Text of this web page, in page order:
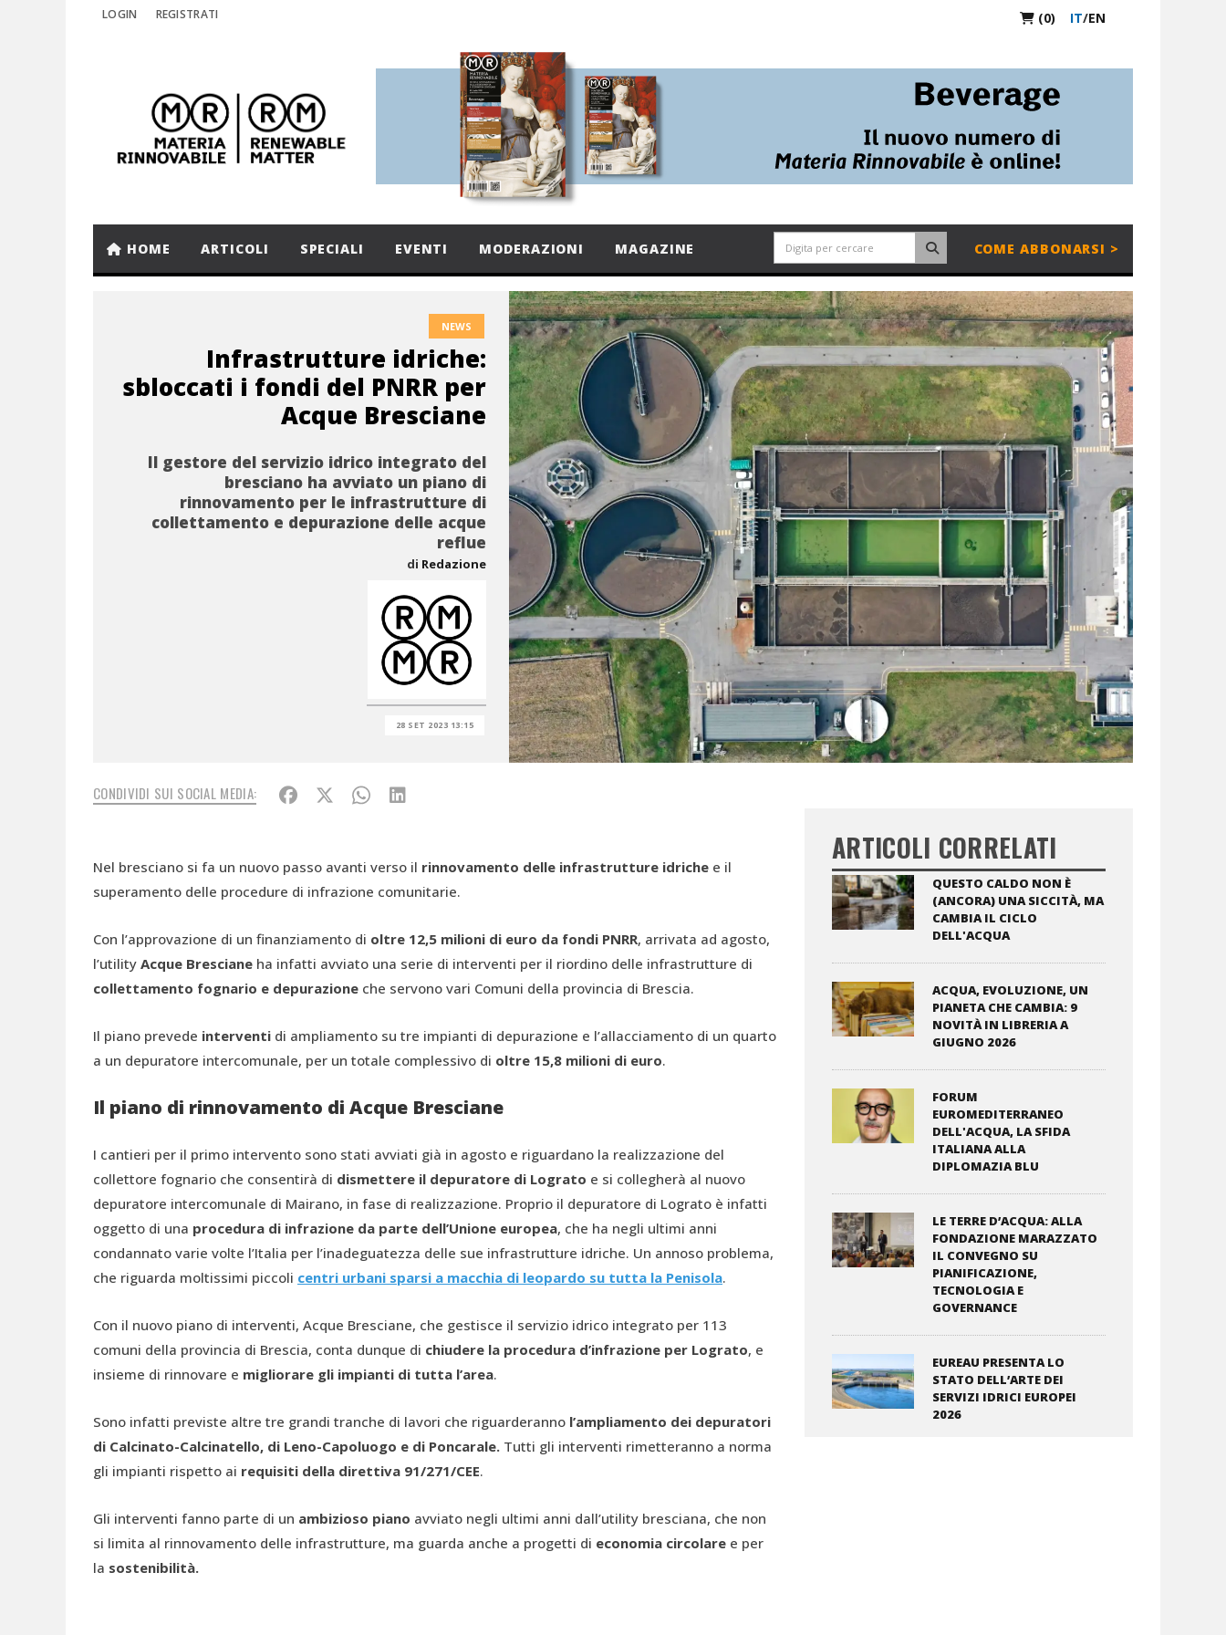
LOGIN REGISTRATI (0) IT/EN
HOME ARTICOLI SPECIALI EVENTI MODERAZIONI MAGAZINE COME ABBONARSI >
NEWS
Infrastrutture idriche:
sbloccati i fondi del PNRR per
Acque Bresciane
Il gestore del servizio idrico integrato del
bresciano ha avviato un piano di
rinnovamento per le infrastrutture di
collettamento e depurazione delle acque
reflue
di Redazione
28 SET 2023 13:15
CONDIVIDI SUI SOCIAL MEDIA:
Nel bresciano si fa un nuovo passo avanti verso il rinnovamento delle infrastrutture idriche e il
superamento delle procedure di infrazione comunitarie.
Con l’approvazione di un finanziamento di oltre 12,5 milioni di euro da fondi PNRR, arrivata ad agosto,
l’utility Acque Bresciane ha infatti avviato una serie di interventi per il riordino delle infrastrutture di
collettamento fognario e depurazione che servono vari Comuni della provincia di Brescia.
Il piano prevede interventi di ampliamento su tre impianti di depurazione e l’allacciamento di un quarto
a un depuratore intercomunale, per un totale complessivo di oltre 15,8 milioni di euro.
Il piano di rinnovamento di Acque Bresciane
I cantieri per il primo intervento sono stati avviati già in agosto e riguardano la realizzazione del
collettore fognario che consentirà di dismettere il depuratore di Lograto e si collegherà al nuovo
depuratore intercomunale di Mairano, in fase di realizzazione. Proprio il depuratore di Lograto è infatti
oggetto di una procedura di infrazione da parte dell’Unione europea, che ha negli ultimi anni
condannato varie volte l’Italia per l’inadeguatezza delle sue infrastrutture idriche. Un annoso problema,
che riguarda moltissimi piccoli centri urbani sparsi a macchia di leopardo su tutta la Penisola.
Con il nuovo piano di interventi, Acque Bresciane, che gestisce il servizio idrico integrato per 113
comuni della provincia di Brescia, conta dunque di chiudere la procedura d’infrazione per Lograto, e
insieme di rinnovare e migliorare gli impianti di tutta l’area.
Sono infatti previste altre tre grandi tranche di lavori che riguarderanno l’ampliamento dei depuratori
di Calcinato-Calcinatello, di Leno-Capoluogo e di Poncarale. Tutti gli interventi rimetteranno a norma
gli impianti rispetto ai requisiti della direttiva 91/271/CEE.
Gli interventi fanno parte di un ambizioso piano avviato negli ultimi anni dall’utility bresciana, che non
si limita al rinnovamento delle infrastrutture, ma guarda anche a progetti di economia circolare e per
la sostenibilità.
ARTICOLI CORRELATI
QUESTO CALDO NON È
(ANCORA) UNA SICCITÀ, MA
CAMBIA IL CICLO
DELL'ACQUA
ACQUA, EVOLUZIONE, UN
PIANETA CHE CAMBIA: 9
NOVITÀ IN LIBRERIA A
GIUGNO 2026
FORUM
EUROMEDITERRANEO
DELL'ACQUA, LA SFIDA
ITALIANA ALLA
DIPLOMAZIA BLU
LE TERRE D’ACQUA: ALLA
FONDAZIONE MARAZZATO
IL CONVEGNO SU
PIANIFICAZIONE,
TECNOLOGIA E
GOVERNANCE
EUREAU PRESENTA LO
STATO DELL’ARTE DEI
SERVIZI IDRICI EUROPEI
2026